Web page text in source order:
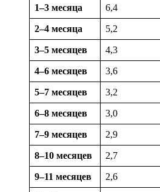
1–3 месяца 6,4
2–4 месяца 5,2
3–5 месяцев 4,3
4–6 месяцев 3,6
5–7 месяцев 3,2
6–8 месяцев 3,0
7–9 месяцев 2,9
8–10 месяцев 2,7
9–11 месяцев 2,6